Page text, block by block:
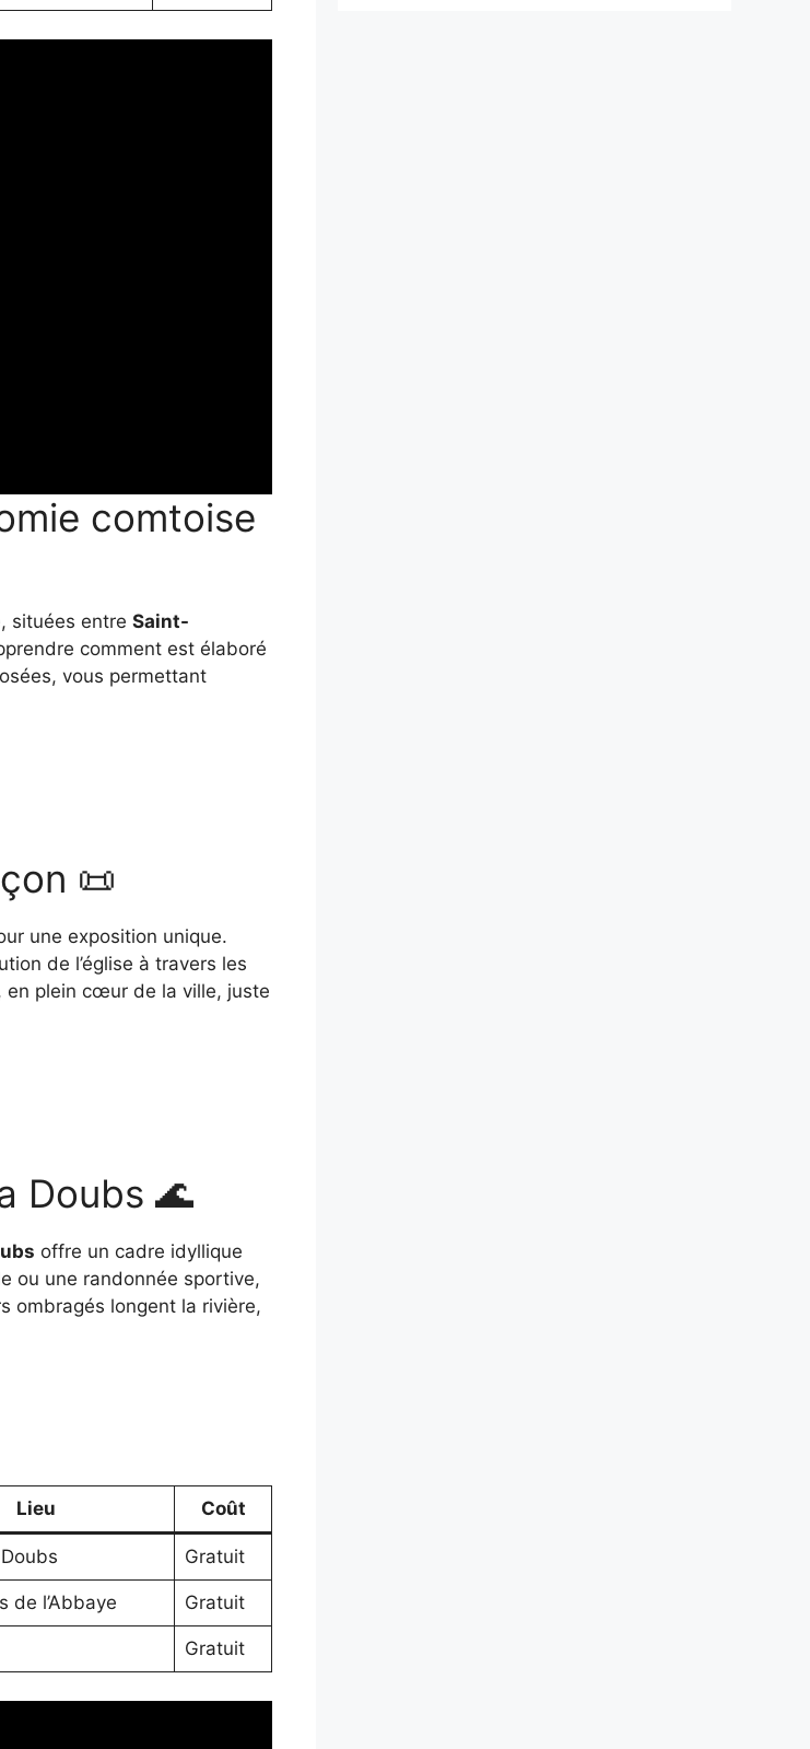
comtoise
situées entre Saint-
comment est élaboré
vous permettant
📜
une exposition unique.
de l’église à travers les
en plein cœur de la ville, juste
Doubs 🌊
offre un cadre idyllique
ou une randonnée sportive,
ombragés longent la rivière,
Lieu Coût
Gratuit
de l’Abbaye Gratuit
Gratuit